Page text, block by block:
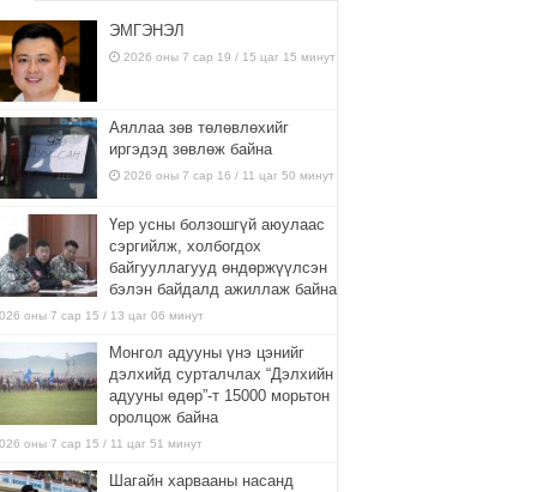
ЭМГЭНЭЛ
2026 оны 7 сар 19 / 15 цаг 15 минут
Аяллаа зөв төлөвлөхийг
иргэдэд зөвлөж байна
2026 оны 7 сар 16 / 11 цаг 50 минут
Үер усны болзошгүй аюулаас
сэргийлж, холбогдох
байгууллагууд өндөржүүлсэн
бэлэн байдалд ажиллаж байна
оны 7 сар 15 / 13 цаг 06 минут
Монгол адууны үнэ цэнийг
дэлхийд сурталчлах “Дэлхийн
адууны өдөр”-т 15000 морьтон
оролцож байна
оны 7 сар 15 / 11 цаг 51 минут
Шагайн харвааны насанд